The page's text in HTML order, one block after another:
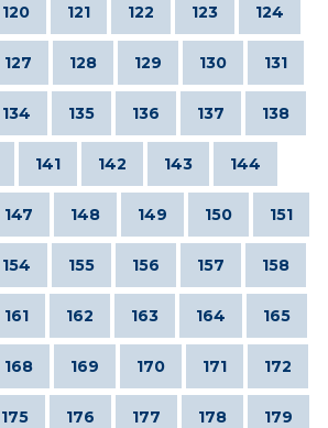
120 121 122 123 124
127 128 129 130 131
134 135 136 137 138
141 142 143 144
147 148 149 150 151
154 155 156 157 158
161 162 163 164 165
168 169 170 171 172
175 176 177 178 179